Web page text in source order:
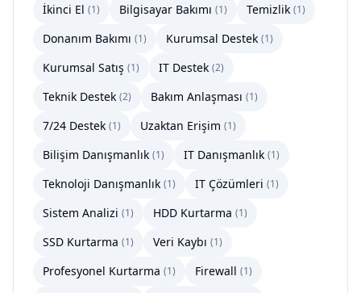
İkinci El (1) Bilgisayar Bakımı (1) Temizlik (1)
Donanım Bakımı (1) Kurumsal Destek (1)
Kurumsal Satış (1) IT Destek (2)
Teknik Destek (2) Bakım Anlaşması (1)
7/24 Destek (1) Uzaktan Erişim (1)
Bilişim Danışmanlık (1) IT Danışmanlık (1)
Teknoloji Danışmanlık (1) IT Çözümleri (1)
Sistem Analizi (1) HDD Kurtarma (1)
SSD Kurtarma (1) Veri Kaybı (1)
Profesyonel Kurtarma (1) Firewall (1)